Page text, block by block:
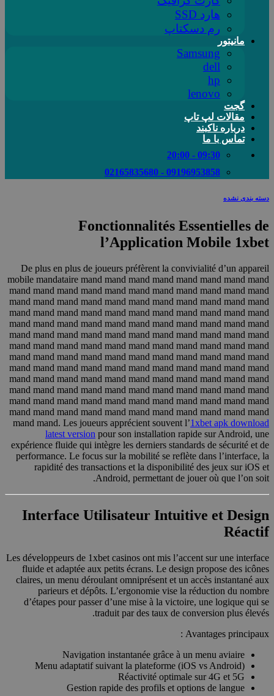
هارد SSD
رم دسکتاپ
مانیتور
Samsung
dell
hp
lenovo
گجت
مقالات لپ تاپ
درباره ناکبند
تماس با ما
09:30 - 20:00
09196953858 - 02165835680
دسته بندی نشده
Fonctionnalités Essentielles de
l’Application Mobile 1xbet
De plus en plus de joueurs préfèrent la convivialité d’un appareil
mobile mandataire mand mand mand mand mand mand mand mand
mand mand mand mand mand mand mand mand mand mand mand
mand mand mand mand mand mand mand mand mand mand mand
mand mand mand mand mand mand mand mand mand mand mand
mand mand mand mand mand mand mand mand mand mand mand
mand mand mand mand mand mand mand mand mand mand mand
mand mand mand mand mand mand mand mand mand mand mand
mand mand mand mand mand mand mand mand mand mand mand
mand mand mand mand mand mand mand mand mand mand mand
mand mand mand mand mand mand mand mand mand mand mand
mand mand mand mand mand mand mand mand mand mand mand
mand mand mand mand mand mand mand mand mand mand mand
mand mand mand mand mand mand mand mand mand mand mand
mand mand. Les joueurs apprécient souvent l’1xbet apk download
latest version pour son installation rapide sur Android, une
expérience fluide qui intègre les derniers standards de sécurité et de
performance. Le focus sur la mobilité se reflète dans l’interface, la
rapidité des transactions et la disponibilité des jeux sur iOS et
Android, permettant de jouer où que l’on soit.
Interface Utilisateur Intuitive et Design
Réactif
Les développeurs de 1xbet casinos ont mis l’accent sur une interface
fluide et adaptée aux petits écrans. Le design propose des icônes
claires, un menu déroulant omniprésent et un accès instantané aux
parieurs et dépôts. L’ergonomie vise la réduction du nombre
d’étapes pour passer d’une mise à la victoire, une logique qui se
traduit par des taux de conversion plus élevés.
Avantages principaux :
Navigation instantanée grâce à un menu aviaire
Menu adaptatif suivant la plateforme (iOS vs Android)
Réactivité optimale sur 4G et 5G
Gestion rapide des profils et options de langue